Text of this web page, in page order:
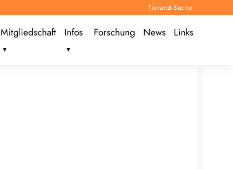
Tierarzt-Suche
Mitgliedschaft Infos Forschung News Links